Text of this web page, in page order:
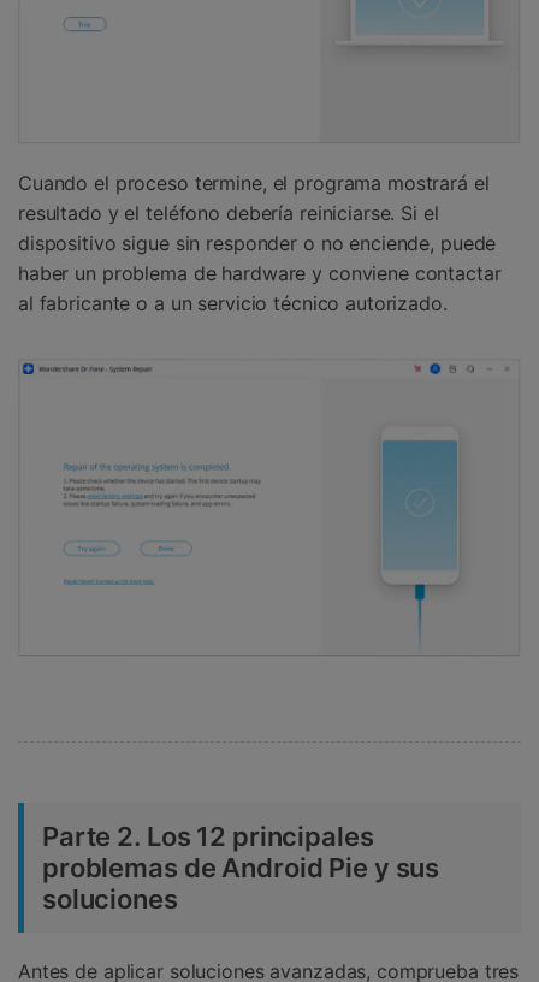
Cuando el proceso termine, el programa mostrará el
resultado y el teléfono debería reiniciarse. Si el
dispositivo sigue sin responder o no enciende, puede
haber un problema de hardware y conviene contactar
al fabricante o a un servicio técnico autorizado.
Parte 2. Los 12 principales
problemas de Android Pie y sus
soluciones
Antes de aplicar soluciones avanzadas, comprueba tres